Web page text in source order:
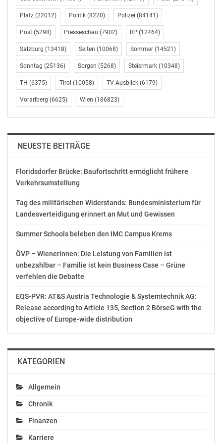
ist. Die Aufforderung zur Unterlassung lässt dann
häufig nicht lange auf sich warten. Praktische Tipps, wie
man solche unliebsamen Überraschungen verhindert,
einen ersten Überblick oder den tiefen Einstieg in die
Welt des geistigen Eigentums kann man sich jetzt in der
IP Academy holen. Und die ist genau dort beheimatet,
wo auch die Schutzrechte selbst zu Hause sind – im
Österreichischen Patentamt.
Österreichisches Patentamt
Mag. Christian Laufer
+43 (0) 1 534 24 – 340
christian.laufer@patentamt.at
OTS-ORIGINALTEXT PRESSEAUSSENDUNG UNTER
DES AUSSENDERS. www.ots.at
© Copyright APA-OTS Originaltext-Service GmbH und
der jeweilige Aussender
Ähnliche Beiträge
Studie zeigt: Nutzung
von Schutzrechten als
Österreich ausbaufähig
Platz (22012) Politik (8220) Polizei (84141)
Post (5298) Presseschau (7902) RP (12464)
Salzburg (13418) Seiten (10068) Sommer (14521)
Sonntag (25136) Sorgen (5268) Steiermark (10348)
TH (6375) Tirol (10058) TV-Ausblick (6179)
Vorarlberg (6625) Wien (186823)
NEUESTE BEITRÄGE
Floridsdorfer Brücke: Baufortschritt ermöglicht frühere
Verkehrsumstellung
Tag des militärischen Widerstands: Bundesministerium für
Landesverteidigung erinnert an Mut und Gewissen
Summer Schools beleben den IMC Campus Krems
ÖVP – Wienerinnen: Die Leistung von Familien ist
unbezahlbar – Familie ist kein Business Case – Grüne
verfehlen die Debatte
EQS-PVR: AT&S Austria Technologie & Systemtechnik AG:
Release according to Article 135, Section 2 BörseG with the
objective of Europe-wide distribution
KATEGORIEN
Allgemein
Chronik
Finanzen
Karriere